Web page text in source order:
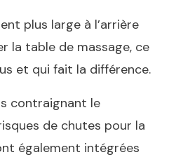
plus large à l’arrière
la table de massage, ce
et qui fait la différence.
contraignant le
de chutes pour la
également intégrées